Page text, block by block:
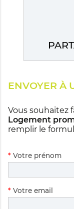
ENVOYER À
Vous souhaitez
Logement
remplir le
Champ
obligatoire
Votre prénom
*
Champ
obligatoire
Votre email
*